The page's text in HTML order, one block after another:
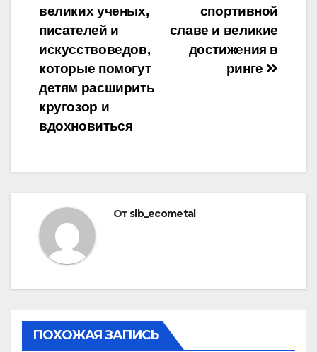
спортивной
славе и великие
достижения в
ринге
великих ученых,
писателей и
искусствоведов,
которые помогут
детям расширить
кругозор и
вдохновиться
От sib_ecometal
ПОХОЖАЯ ЗАПИСЬ